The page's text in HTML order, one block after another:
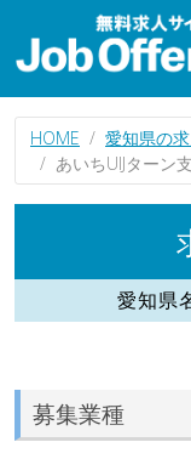
HOME 愛知県の
あいちUIJターン
愛知県
募集業種